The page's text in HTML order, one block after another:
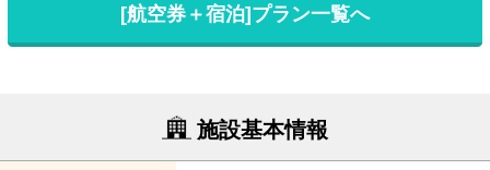
[航空券＋宿泊]プラン一覧へ
施設基本情報